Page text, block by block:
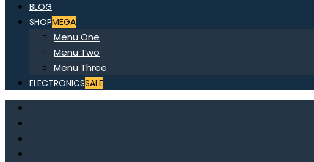
BLOG
SHOPMEGA
Menu One
Menu Two
Menu Three
ELECTRONICSSALE